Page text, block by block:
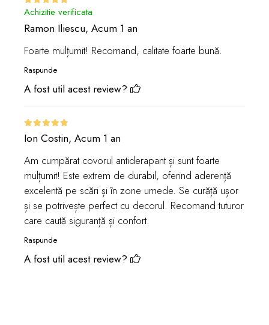
Achizitie verificata
Ramon Iliescu, Acum 1 an
Foarte mulțumit! Recomand, calitate foarte bună.
Raspunde
A fost util acest review?
Ion Costin, Acum 1 an
Am cumpărat covorul antiderapant și sunt foarte
mulțumit! Este extrem de durabil, oferind aderență
excelentă pe scări și în zone umede. Se curăță ușor
și se potrivește perfect cu decorul. Recomand tuturor
care caută siguranță și confort.
Raspunde
A fost util acest review?